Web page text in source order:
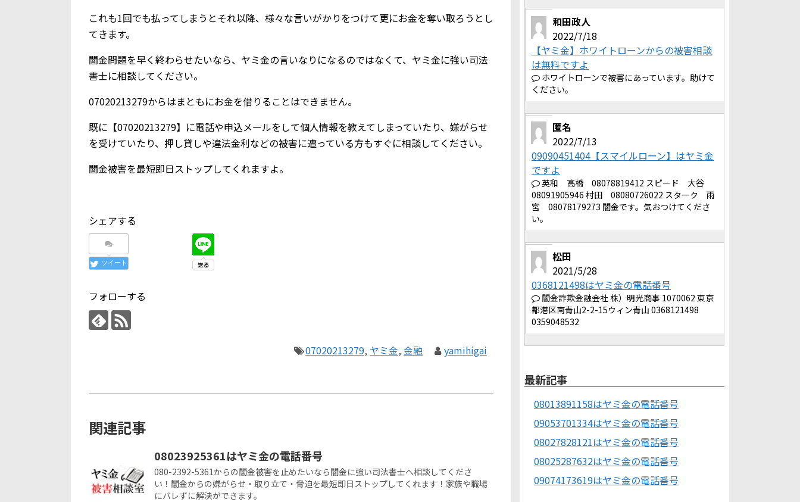
これも1回でも払ってしまうとそれ以降、様々な言いがかりをつけて更にお金を奪い取ろうとし
てきます。
闇金問題を早く終わらせたいなら、ヤミ金の言いなりになるのではなくて、ヤミ金に強い司法
書士に相談してください。
07020213279からはまともにお金を借りることはできません。
既に【07020213279】に電話や申込メールをして個人情報を教えてしまっていたり、嫌がらせ
を受けていたり、押し貸しや違法金利などの被害に遭っている方もすぐに相談してください。
闇金被害を最短即日ストップしてくれますよ。
シェアする
ツイート
フォローする
07020213279, ヤミ金,金融 yamihigai
関連記事
08023925361はヤミ金の電話番号
080-2392-5361からの闇金被害を止めたいなら闇金に強い司法書士へ相談してくださ
い！闇金からの嫌がらせ・取り立て・脅迫を最短即日ストップしてくれます！家族や職場
にバレずに解決ができます。
和田政人
2022/7/18
【ヤミ金】ホワイトローンからの被害相談
は無料ですよ
ホワイトローンで被害にあっています。助けて
ください。
匿名
2022/7/13
09090451404【スマイルローン】はヤミ金
ですよ
英和 高橋 08078819412 スピード 大谷
08091905946 村田 08080726022 スターク 雨
宮 08078179273 闇金です。気おつけてくださ
い。
松田
2021/5/28
0368121498はヤミ金の電話番号
闇金詐欺金融会社 株）明光商事 1070062 東京
都港区南青山2-2-15ウィン青山 0368121498
0359048532
最新記事
08013891158はヤミ金の電話番号
09053701334はヤミ金の電話番号
08027828121はヤミ金の電話番号
08025287632はヤミ金の電話番号
09074173619はヤミ金の電話番号